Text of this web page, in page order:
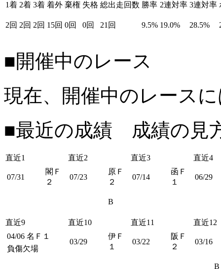
1着 2着 3着 着外 棄権 失格 総出走回数 勝率 2連対率 3連対率
2回 2回 2回 15回 0回 0回 21回 9.5% 19.0% 28.5%
■開催中のレース
現在、開催中のレース
■最近の成績 成績の見
直近1 直近2 直近3 直近4
07/31
閣Ｆ
２
07/23
原Ｆ
２
B
07/14
函Ｆ
１
06/29
直近9 直近10 直近11
直近12
04/06 名Ｆ１
負傷欠場
03/29
伊Ｆ
１
03/22
阪Ｆ
２
03/16
B